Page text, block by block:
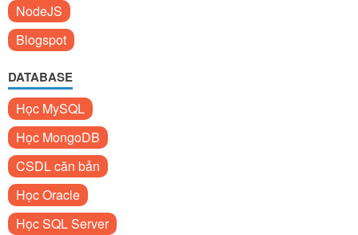
NodeJS
Blogspot
DATABASE
Học MySQL
Học MongoDB
CSDL căn bản
Học Oracle
Học SQL Server